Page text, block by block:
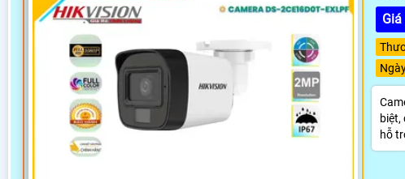
biệt,
hỗ